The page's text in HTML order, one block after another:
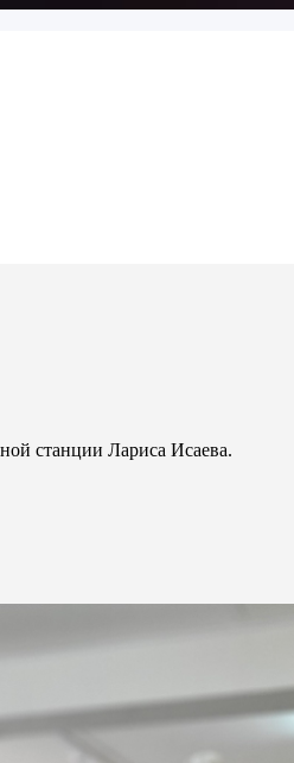
станции Лариса Исаева.